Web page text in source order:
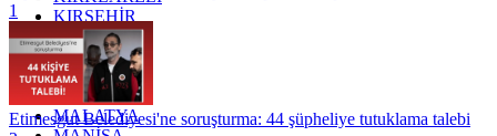
KIRŞEHİR
KOCAELİ
KONYA
KÜTAHYA
KİLİS
MALATYA
1
Etimesgut Belediyesi'ne soruşturma: 44 şüpheliye tutuklama talebi